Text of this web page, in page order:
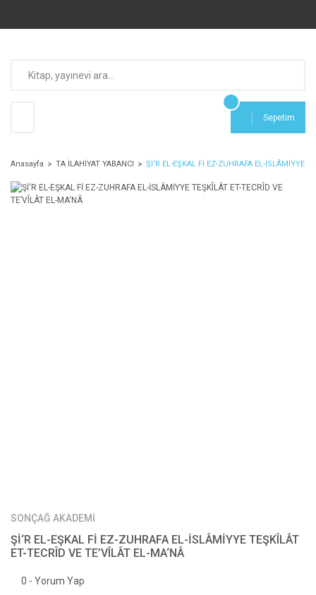
Sepetim
Anasayfa TA İLAHİYAT YABANCI Şİ‘R EL-EŞKAL Fİ EZ-ZUHRAFA EL-İSLÂMİYYE
SONÇAĞ AKADEMİ
Şİ‘R EL-EŞKAL Fİ EZ-ZUHRAFA EL-İSLÂMİYYE TEŞKÎLÂT
ET-TECRÎD VE TE’VÎLÂT EL-MA‘NÂ
0 - Yorum Yap